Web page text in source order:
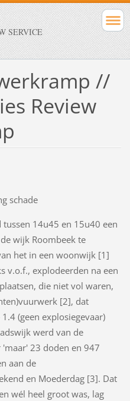
SERVICE
//
Review
schade
14u45 en 15u40 een
wijk Roombeek te
het in een woonwijk [1]
v.o.f., explodeerden na een
die niet vol waren,
[2], dat
(geen explosiegevaar)
werd van de
'maar' 23 doden en 947
aan de
en Moederdag [3]. Dat
wél heel groot was, lag